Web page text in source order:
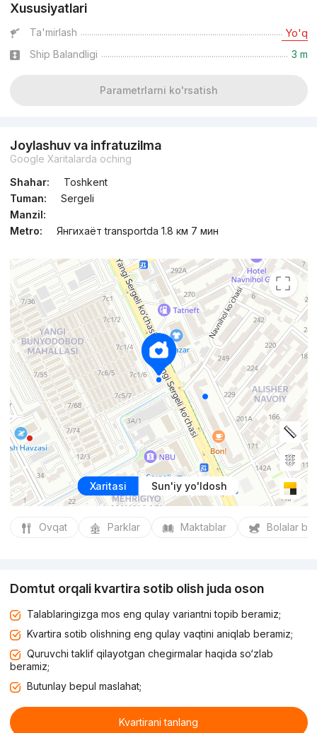
Xususiyatlari
Ta'mirlash Yo'q
Ship Balandligi 3 m
Parametrlarni ko'rsatish
Joylashuv va infratuzilma
Google Xaritalarda oching
Shahar:
Toshkent
Tuman:
Sergeli
Manzil:
Metro:
Янгихаёт transportda 1.8 км 7 мин
Xaritasi Sun'iy yo'ldosh
Ovqat Parklar Maktablar Bolalar
Domtut orqali kvartira sotib olish juda oson
Talablaringizga mos eng qulay variantni topib beramiz;
Kvartira sotib olishning eng qulay vaqtini aniqlab beramiz;
Quruvchi taklif qilayotgan chegirmalar haqida so‘zlab
beramiz;
Butunlay bepul maslahat;
Kvartirani tanlang